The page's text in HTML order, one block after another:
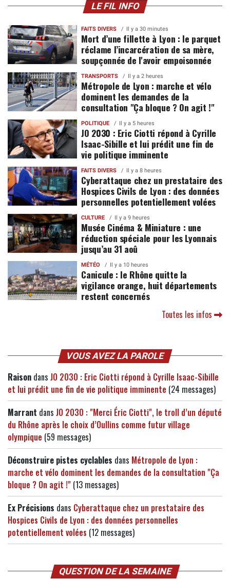
LE FIL INFO
FAITS DIVERS Il y a 30 minutes
Mort d’une fillette à Lyon : le parquet
réclame l’incarcération de sa mère,
soupçonnée de l'avoir empoisonnée
TRANSPORTS Il y a 2 heures
Métropole de Lyon : marche et vélo
dominent les demandes de la
consultation "Ça bloque ? On agit !"
POLITIQUE Il y a 5 heures
JO 2030 : Eric Ciotti répond à Cyrille
Isaac-Sibille et lui prédit une fin de
vie politique imminente
FAITS DIVERS Il y a 8 heures
Cyberattaque chez un prestataire des
Hospices Civils de Lyon : des données
personnelles potentiellement volées
CULTURE Il y a 9 heures
Musée Cinéma & Miniature : une
réduction spéciale pour les Lyonnais
jusqu’au 31 aoû
MÉTÉO Il y a 10 heures
Canicule : le Rhône quitte la
vigilance orange, huit départements
restent concernés
Toutes les infos
VOUS AVEZ LA PAROLE
Raison dans JO 2030 : Eric Ciotti répond à Cyrille Isaac-Sibille
et lui prédit une fin de vie politique imminente (24 messages)
Marrant dans JO 2030 : "Merci Éric Ciotti", le troll d’un député
du Rhône après le choix d’Oullins comme futur village
olympique (59 messages)
Déconstruire pistes cyclables dans Métropole de Lyon :
marche et vélo dominent les demandes de la consultation "Ça
bloque ? On agit !" (13 messages)
Ex Précisions dans Cyberattaque chez un prestataire des
Hospices Civils de Lyon : des données personnelles
potentiellement volées (12 messages)
QUESTION DE LA SEMAINE